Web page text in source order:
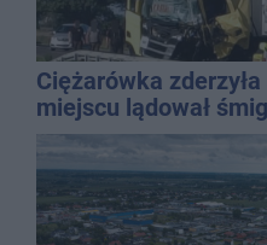
Ciężarówka
miejscu lądował